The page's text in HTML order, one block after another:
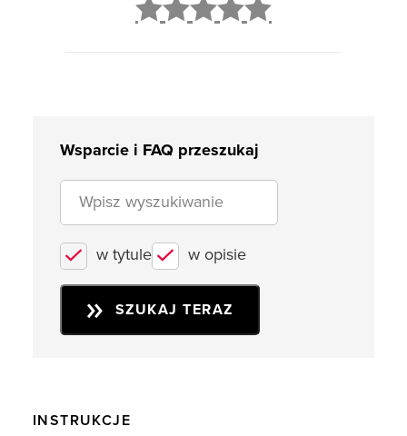
Wsparcie i FAQ przeszukaj
w tytule w opisie
SZUKAJ TERAZ
INSTRUKCJE